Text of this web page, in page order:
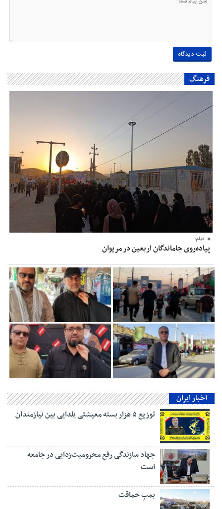
فرهنگ
فیلم؛
پیاده‌روی جاماندگان اربعین در مریوان
اخبار ایران
توزیع ۵ هزار بسته معیشتی یلدایی بین نیازمندان
جهاد سازندگی رفع محرومیت‌زدایی در جامعه
است
بمبِ حماقت